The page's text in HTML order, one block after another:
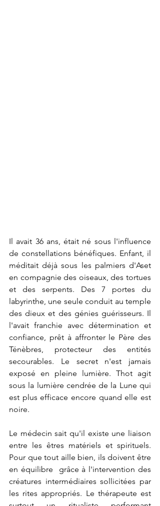
Il avait 36 ans, était né sous l'influence
de constellations bénéfiques. Enfant, il
méditait déjà sous les palmiers d'Aset
en compagnie des oiseaux, des tortues
et des serpents. Des 7 portes du
labyrinthe, une seule conduit au temple
des dieux et des génies guérisseurs. Il
l'avait franchie avec détermination et
confiance, prêt à affronter le Père des
Ténèbres, protecteur des entités
secourables. Le secret n'est jamais
exposé en pleine lumière. Thot agit
sous la lumière cendrée de la Lune qui
est plus efficace encore quand elle est
noire.
Le médecin sait qu'il existe une liaison
entre les êtres matériels et spirituels.
Pour que tout aille bien, ils doivent être
en équilibre  grâce à l'intervention des
créatures intermédiaires sollicitées par
les rites appropriés. Le thérapeute est